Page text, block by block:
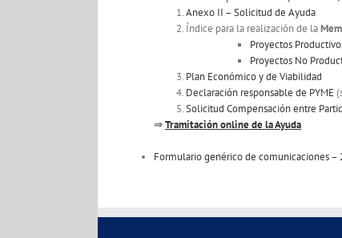
Anexo II – Solicitud de Ayuda
Índice para la realización de la
Proyectos
Proyectos No
Plan Económico y de Viabilidad
Declaración responsable de PYME
Solicitud Compensación entre
⇒Tramitación online de la Ayuda
Formulario genérico de comunicaciones –